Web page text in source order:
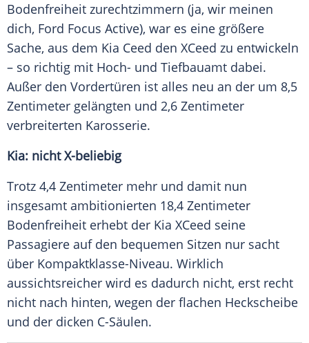
Bodenfreiheit zurechtzimmern (ja, wir meinen
dich, Ford Focus Active), war es eine größere
Sache, aus dem Kia Ceed den XCeed zu entwickeln
– so richtig mit Hoch- und Tiefbauamt dabei.
Außer den Vordertüren ist alles neu an der um 8,5
Zentimeter gelängten und 2,6 Zentimeter
verbreiterten Karosserie.
Kia: nicht X-beliebig
Trotz 4,4 Zentimeter mehr und damit nun
insgesamt ambitionierten 18,4 Zentimeter
Bodenfreiheit erhebt der Kia XCeed seine
Passagiere auf den bequemen Sitzen nur sacht
über Kompaktklasse-Niveau. Wirklich
aussichtsreicher wird es dadurch nicht, erst recht
nicht nach hinten, wegen der flachen Heckscheibe
und der dicken C-Säulen.